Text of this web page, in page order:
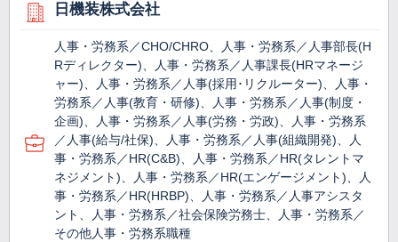
日機装株式会社
人事・労務系／CHO/CHRO、人事・労務系／人事部長(H
Rディレクター)、人事・労務系／人事課長(HRマネージ
ャー)、人事・労務系／人事(採用･リクルーター)、人事・
労務系／人事(教育・研修)、人事・労務系／人事(制度・
企画)、人事・労務系／人事(労務・労政)、人事・労務系
／人事(給与/社保)、人事・労務系／人事(組織開発)、人
事・労務系／HR(C&B)、人事・労務系／HR(タレントマ
ネジメント)、人事・労務系／HR(エンゲージメント)、人
事・労務系／HR(HRBP)、人事・労務系／人事アシスタ
ント、人事・労務系／社会保険労務士、人事・労務系／
その他人事・労務系職種